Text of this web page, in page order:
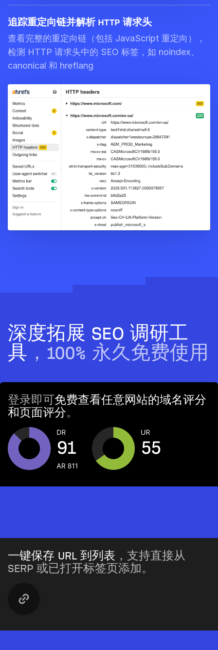
追踪重定向链并解析 HTTP 请求头
查看完整的重定向链（包括 JavaScript 重定向），
检测 HTTP 请求头中的 SEO 标签，如 noindex、
canonical 和 hreflang
深度拓展 SEO 调研工
具 ，100% 永久免费使用
登录即可 免费查看任意网站的域名评分
和页面评分。
一键保存 URL 到列表 ，支持直接从
SERP 或已打开标签页添加。